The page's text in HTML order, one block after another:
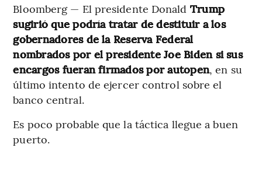
Bloomberg — El presidente Donald Trump
sugirió que podría tratar de destituir a los
gobernadores de la Reserva Federal
nombrados por el presidente Joe Biden si sus
encargos fueran firmados por autopen, en su
último intento de ejercer control sobre el
banco central.
Es poco probable que la táctica llegue a buen
puerto.